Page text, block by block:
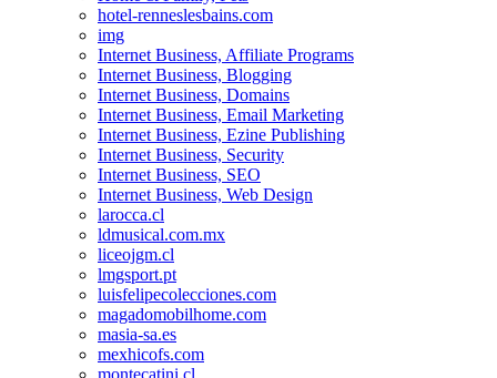
hotel-renneslesbains.com
img
Internet Business, Affiliate Programs
Internet Business, Blogging
Internet Business, Domains
Internet Business, Email Marketing
Internet Business, Ezine Publishing
Internet Business, Security
Internet Business, SEO
Internet Business, Web Design
larocca.cl
ldmusical.com.mx
liceojgm.cl
lmgsport.pt
luisfelipecolecciones.com
magadomobilhome.com
masia-sa.es
mexhicofs.com
montecatini.cl